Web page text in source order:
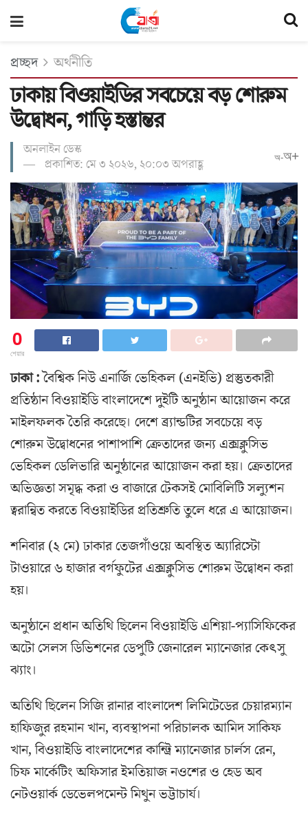
প্রচ্ছদ অর্থনীতি
ঢাকায় বিওয়াইডির সবচেয়ে বড় শোরুম
উদ্বোধন, গাড়ি হস্তান্তর
অনলাইন ডেস্ক
প্রকাশিত: মে ৩ ২০২৬, ২০:০৩ অপরাহ্ণ
অ-অ+
0
শেয়ার
ঢাকা :বৈশ্বিক নিউ এনার্জি ভেহিকল (এনইভি) প্রস্তুতকারী
প্রতিষ্ঠান বিওয়াইডি বাংলাদেশে দুইটি অনুষ্ঠান আয়োজন করে
মাইলফলক তৈরি করেছে। দেশে ব্র্যান্ডটির সবচেয়ে বড়
শোরুম উদ্বোধনের পাশাপাশি ক্রেতাদের জন্য এক্সক্লুসিভ
ভেহিকল ডেলিভারি অনুষ্ঠানের আয়োজন করা হয়। ক্রেতাদের
অভিজ্ঞতা সমৃদ্ধ করা ও বাজারে টেকসই মোবিলিটি সল্যুশন
ত্বরান্বিত করতে বিওয়াইডির প্রতিশ্রুতি তুলে ধরে এ আয়োজন।
শনিবার (২ মে) ঢাকার তেজগাঁওয়ে অবস্থিত অ্যারিস্টো
টাওয়ারে ৬ হাজার বর্গফুটের এক্সক্লুসিভ শোরুম উদ্বোধন করা
হয়।
অনুষ্ঠানে প্রধান অতিথি ছিলেন বিওয়াইডি এশিয়া-প্যাসিফিকের
অটো সেলস ডিভিশনের ডেপুটি জেনারেল ম্যানেজার কেৎসু
ঝ্যাং।
অতিথি ছিলেন সিজি রানার বাংলাদেশ লিমিটেডের চেয়ারম্যান
হাফিজুর রহমান খান, ব্যবস্থাপনা পরিচালক আমিদ সাকিফ
খান, বিওয়াইডি বাংলাদেশের কান্ট্রি ম্যানেজার চার্লস রেন,
চিফ মার্কেটিং অফিসার ইমতিয়াজ নওশের ও হেড অব
নেটওয়ার্ক ডেভেলপমেন্ট মিথুন ভট্টাচার্য।